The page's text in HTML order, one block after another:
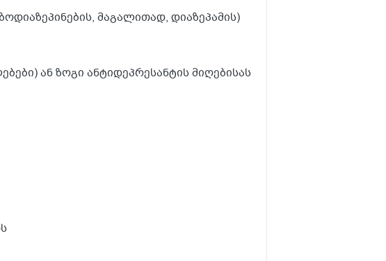
მაგალითად, დიაზეპამის)
ან ზოგი ანტიდეპრესანტის მიღებისას